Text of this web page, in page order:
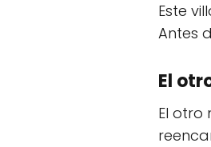
Este
Antes
El
El otro